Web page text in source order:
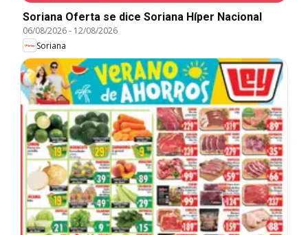
Soriana Oferta se dice Soriana Híper Nacional
06/08/2026- 12/08/2026
Soriana